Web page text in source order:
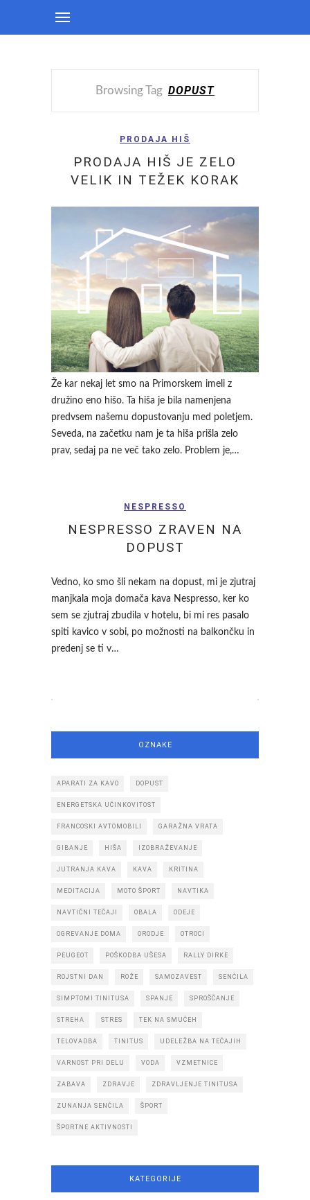
Browsing Tag DOPUST
PRODAJA HIŠ
PRODAJA HIŠ JE ZELO
VELIK IN TEŽEK KORAK
Že kar nekaj let smo na Primorskem imeli z
družino eno hišo. Ta hiša je bila namenjena
predvsem našemu dopustovanju med poletjem.
Seveda, na začetku nam je ta hiša prišla zelo
prav, sedaj pa ne več tako zelo. Problem je,…
NESPRESSO
NESPRESSO ZRAVEN NA
DOPUST
Vedno, ko smo šli nekam na dopust, mi je zjutraj
manjkala moja domača kava Nespresso, ker ko
sem se zjutraj zbudila v hotelu, bi mi res pasalo
spiti kavico v sobi, po možnosti na balkončku in
predenj se ti v…
OZNAKE
APARATI ZA KAVO DOPUST
ENERGETSKA UČINKOVITOST
FRANCOSKI AVTOMOBILI GARAŽNA VRATA
GIBANJE HIŠA IZOBRAŽEVANJE
JUTRANJA KAVA KAVA KRITINA
MEDITACIJA MOTO ŠPORT NAVTIKA
NAVTIČNI TEČAJI OBALA ODEJE
OGREVANJE DOMA ORODJE OTROCI
PEUGEOT POŠKODBA UŠESA RALLY DIRKE
ROJSTNI DAN ROŽE SAMOZAVEST SENČILA
SIMPTOMI TINITUSA SPANJE SPROŠČANJE
STREHA STRES TEK NA SMUČEH
TELOVADBA TINITUS UDELEŽBA NA TEČAJIH
VARNOST PRI DELU VODA VZMETNICE
ZABAVA ZDRAVJE ZDRAVLJENJE TINITUSA
ZUNANJA SENČILA ŠPORT
ŠPORTNE AKTIVNOSTI
KATEGORIJE